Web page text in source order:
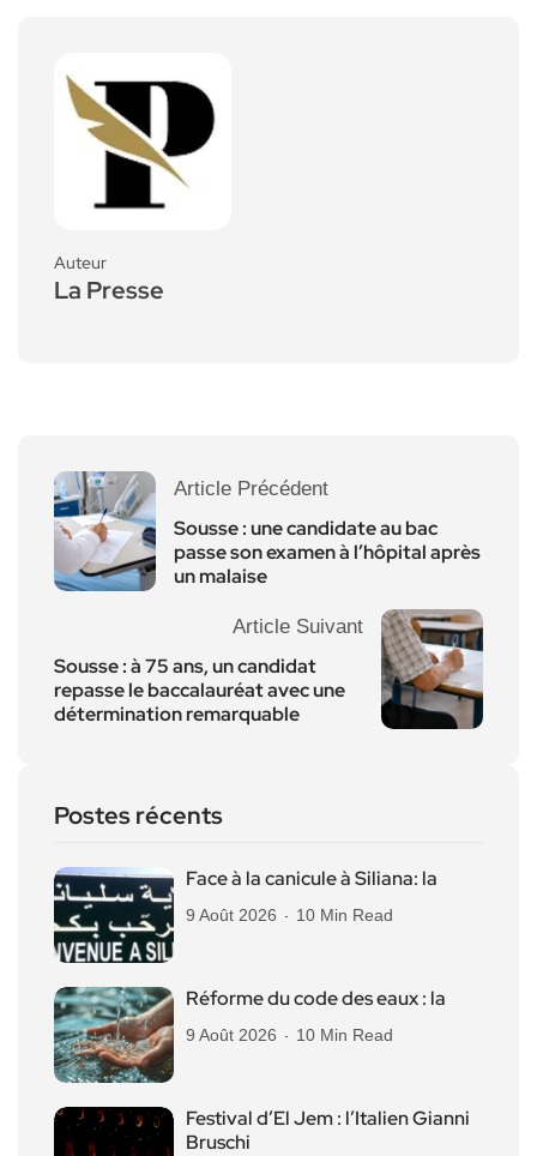
Auteur
La Presse
Article Précédent
Sousse : une candidate au bac
passe son examen à l’hôpital après
un malaise
Article Suivant
Sousse : à 75 ans, un candidat
repasse le baccalauréat avec une
détermination remarquable
Postes récents
Face à la canicule à Siliana: la
9 Août 2026 10 Min Read
Réforme du code des eaux : la
9 Août 2026 10 Min Read
Festival d’El Jem : l’Italien Gianni
Bruschi